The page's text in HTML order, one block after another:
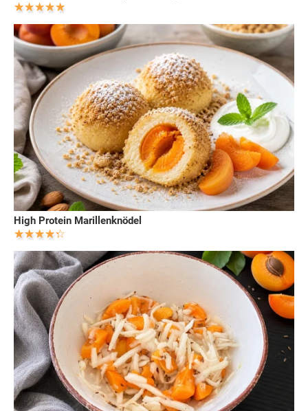
High Protein Marillenknödel